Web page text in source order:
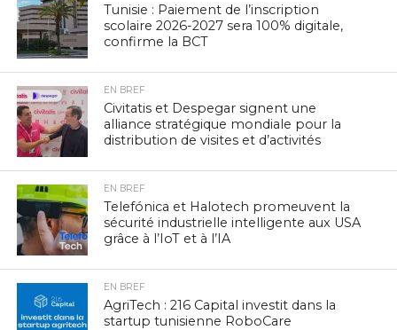
Tunisie : Paiement de l’inscription
scolaire 2026-2027 sera 100% digitale,
confirme la BCT
EN BREF
Civitatis et Despegar signent une
alliance stratégique mondiale pour la
distribution de visites et d’activités
EN BREF
Telefónica et Halotech promeuvent la
sécurité industrielle intelligente aux USA
grâce à l’IoT et à l’IA
EN BREF
AgriTech : 216 Capital investit dans la
startup tunisienne RoboCare